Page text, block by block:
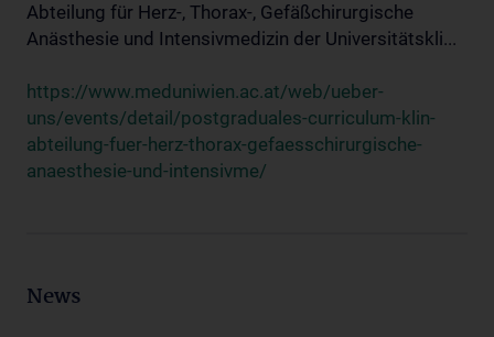
Abteilung für Herz-, Thorax-, Gefäßchirurgische
Anästhesie und Intensivmedizin der Universitätskli...
https://www.meduniwien.ac.at/web/ueber-
uns/events/detail/postgraduales-curriculum-klin-
abteilung-fuer-herz-thorax-gefaesschirurgische-
anaesthesie-und-intensivme/
News